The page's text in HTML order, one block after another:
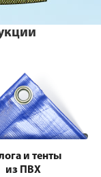
и тенты
из ПВХ